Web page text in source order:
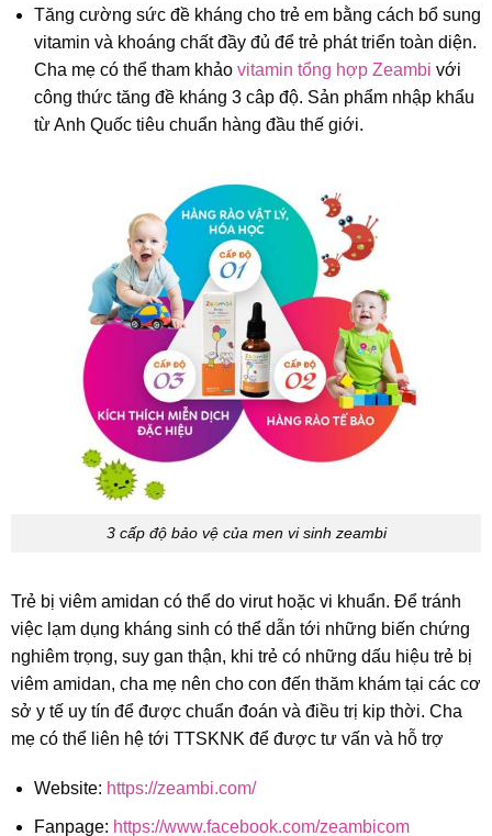
Tăng cường sức đề kháng cho trẻ em bằng cách bổ sung
vitamin và khoáng chất đầy đủ để trẻ phát triển toàn diện.
Cha mẹ có thể tham khảo vitamin tổng hợp Zeambi với
công thức tăng đề kháng 3 câp độ. Sản phẩm nhập khẩu
từ Anh Quốc tiêu chuẩn hàng đầu thế giới.
3 cấp độ bảo vệ của men vi sinh zeambi
Trẻ bị viêm amidan có thể do virut hoặc vi khuẩn. Để tránh
việc lạm dụng kháng sinh có thể dẫn tới những biến chứng
nghiêm trọng, suy gan thận, khi trẻ có những dấu hiệu trẻ bị
viêm amidan, cha mẹ nên cho con đến thăm khám tại các cơ
sở y tế uy tín để được chuẩn đoán và điều trị kip thời. Cha
mẹ có thể liên hệ tới TTSKNK để được tư vấn và hỗ trợ
Website: https://zeambi.com/
Fanpage: https://www.facebook.com/zeambicom